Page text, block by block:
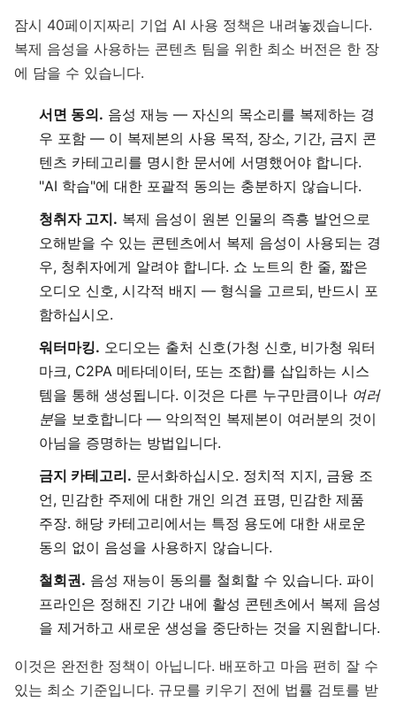
잠시 40페이지짜리 기업 AI 사용 정책은 내려놓겠습니다.
복제 음성을 사용하는 콘텐츠 팀을 위한 최소 버전은 한 장
에 담을 수 있습니다.
서면 동의. 음성 재능 — 자신의 목소리를 복제하는 경
우 포함 — 이 복제본의 사용 목적, 장소, 기간, 금지 콘
텐츠 카테고리를 명시한 문서에 서명했어야 합니다.
"AI 학습"에 대한 포괄적 동의는 충분하지 않습니다.
청취자 고지. 복제 음성이 원본 인물의 즉흥 발언으로
오해받을 수 있는 콘텐츠에서 복제 음성이 사용되는 경
우, 청취자에게 알려야 합니다. 쇼 노트의 한 줄, 짧은
오디오 신호, 시각적 배지 — 형식을 고르되, 반드시 포
함하십시오.
워터마킹. 오디오는 출처 신호(가청 신호, 비가청 워터
마크, C2PA 메타데이터, 또는 조합)를 삽입하는 시스
템을 통해 생성됩니다. 이것은 다른 누구만큼이나 여러
분을 보호합니다 — 악의적인 복제본이 여러분의 것이
아님을 증명하는 방법입니다.
금지 카테고리. 문서화하십시오. 정치적 지지, 금융 조
언, 민감한 주제에 대한 개인 의견 표명, 민감한 제품
주장. 해당 카테고리에서는 특정 용도에 대한 새로운
동의 없이 음성을 사용하지 않습니다.
철회권. 음성 재능이 동의를 철회할 수 있습니다. 파이
프라인은 정해진 기간 내에 활성 콘텐츠에서 복제 음성
을 제거하고 새로운 생성을 중단하는 것을 지원합니다.
이것은 완전한 정책이 아닙니다. 배포하고 마음 편히 잘 수
있는 최소 기준입니다. 규모를 키우기 전에 법률 검토를 받